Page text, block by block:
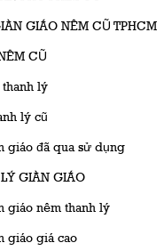
GIÁO NÊM CŨ TPHCM
CŨ
lý
lý cũ
giáo đã qua sử dụng
GIÀN GIÁO
giáo nêm thanh lý
giáo giá cao